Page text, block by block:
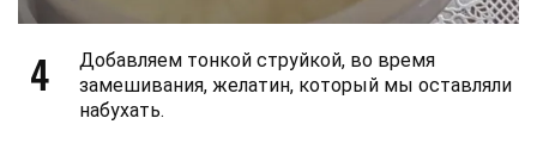
4
Добавляем тонкой струйкой, во время
замешивания, желатин, который мы оставляли
набухать.